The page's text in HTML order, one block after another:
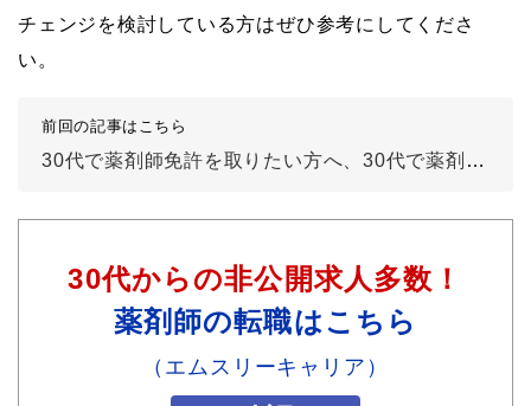
チェンジを検討している方はぜひ参考にしてくださ
い。
前回の記事はこちら
30代で薬剤師免許を取りたい方へ、30代で薬剤師を目指す成功ガイド①
30代からの非公開求人多数！
薬剤師の転職はこちら
（エムスリーキャリア）